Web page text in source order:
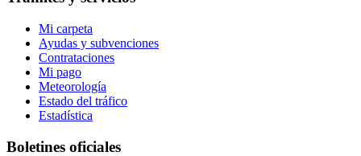
Mi carpeta
Ayudas y subvenciones
Contrataciones
Mi pago
Meteorología
Estado del tráfico
Estadística
Boletines oficiales